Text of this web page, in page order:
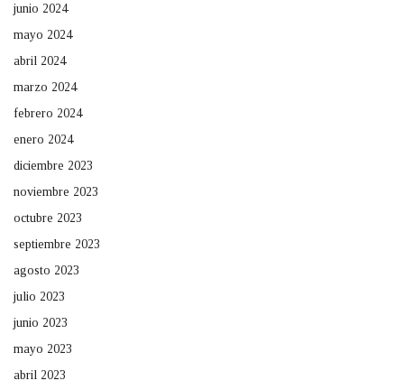
junio 2024
mayo 2024
abril 2024
marzo 2024
febrero 2024
enero 2024
diciembre 2023
noviembre 2023
octubre 2023
septiembre 2023
agosto 2023
julio 2023
junio 2023
mayo 2023
abril 2023